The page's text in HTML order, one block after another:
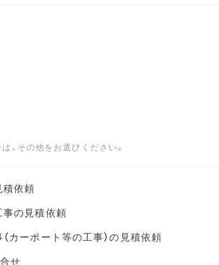
、その他をお選びください。
積依頼
事の見積依頼
カーポート等の工事）の見積依頼
せ